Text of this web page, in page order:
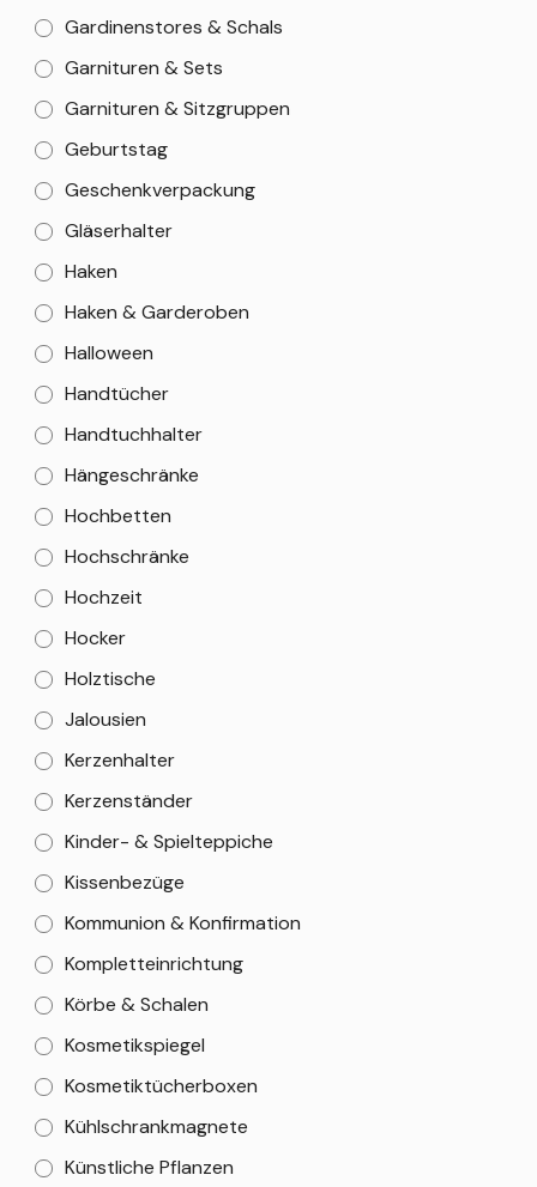
Gardinenstores & Schals
Garnituren & Sets
Garnituren & Sitzgruppen
Geburtstag
Geschenkverpackung
Gläserhalter
Haken
Haken & Garderoben
Halloween
Handtücher
Handtuchhalter
Hängeschränke
Hochbetten
Hochschränke
Hochzeit
Hocker
Holztische
Jalousien
Kerzenhalter
Kerzenständer
Kinder- & Spielteppiche
Kissenbezüge
Kommunion & Konfirmation
Kompletteinrichtung
Körbe & Schalen
Kosmetikspiegel
Kosmetiktücherboxen
Kühlschrankmagnete
Künstliche Pflanzen